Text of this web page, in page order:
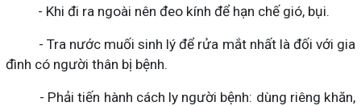
- Khi đi ra ngoài nên đeo kính để hạn chế gió, bụi.
- Tra nước muối sinh lý để rửa mắt nhất là đối với gia
đình có người thân bị bệnh.
- Phải tiến hành cách ly người bệnh: dùng riêng khăn,